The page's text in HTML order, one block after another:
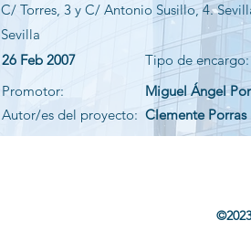
C/ Torres, 3 y C/ Antonio Susillo, 4.
Sevilla
26 Feb 2007
Promotor:
Autor/es del proyecto:
Tipo de encargo:
Miguel Ángel
Clemente Porras